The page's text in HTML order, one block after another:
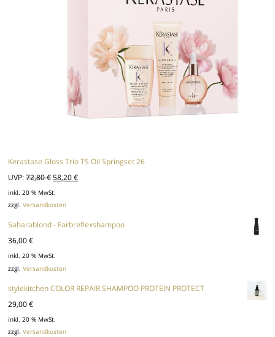
Kerastase Gloss Trio TS Oil Springset 26
UVP: 72,80€ Ursprünglicher
Preis
war:
72,80 €
58,20€Aktueller
58,20 €.
inkl. 20 % MwSt.
zzgl.Versandkosten
Saharablond - Farbreflexshampoo
36,00€
inkl. 20 % MwSt.
zzgl.Versandkosten
stylekitchen COLOR REPAIR SHAMPOO PROTEIN PROTECT
29,00€
inkl. 20 % MwSt.
zzgl.Versandkosten